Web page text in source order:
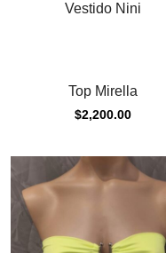
Vestido Nini
Top Mirella
$2,200.00